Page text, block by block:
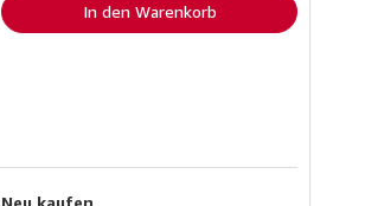
In den Warenkorb
Neu kaufen